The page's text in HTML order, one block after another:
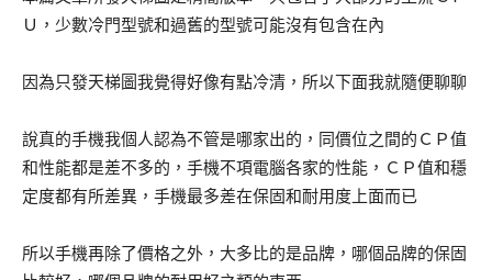
Ｕ，少數冷門型號和過舊的型號可能沒有包含在內
因為只發天梯圖我覺得好像有點冷清，所以下面我就隨便聊聊
說真的手機我個人認為不管是哪家出的，同價位之間的ＣＰ值
和性能都是差不多的，手機不項電腦各家的性能，ＣＰ值和穩
定度都有所差異，手機最多差在保固和耐用度上面而已
所以手機再除了價格之外，大多比的是品牌，哪個品牌的保固